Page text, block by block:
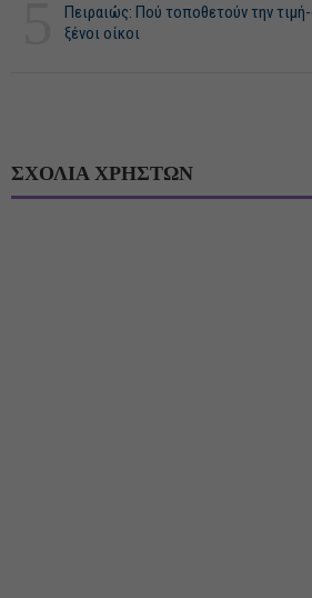
Πειραιώς: Πού τοποθετούν την
ξένοι οίκοι
ΣΧΟΛΙΑ ΧΡΗΣΤΩΝ